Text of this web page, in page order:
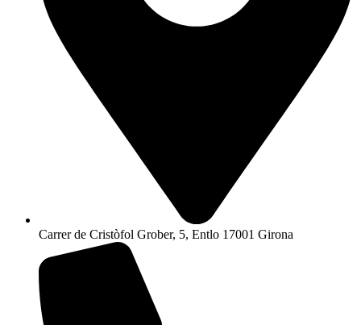
Carrer de Cristòfol Grober, 5, Entlo 17001 Girona